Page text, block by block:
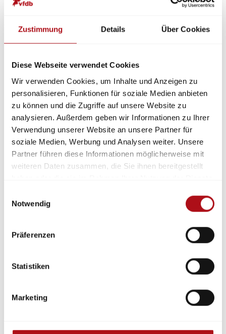
Zustimmung Details Über Cookies
Diese Webseite verwendet Cookies
Wir verwenden Cookies, um Inhalte und Anzeigen zu
personalisieren, Funktionen für soziale Medien anbieten
zu können und die Zugriffe auf unsere Website zu
analysieren. Außerdem geben wir Informationen zu Ihrer
Verwendung unserer Website an unsere Partner für
soziale Medien, Werbung und Analysen weiter. Unsere
Partner führen diese Informationen möglicherweise mit
weiteren Daten zusammen, die Sie ihnen bereitgestellt
Notwendig
Präferenzen
Statistiken
Marketing
Trainingsmethoden ergänzt.
Die vfdb Akademie wird Erkenntnisse aus
Arbeit der Referate des Technisch-
Wissenschaftlichen Beirats vermitteln. So wird
sichergestellt, dass aktuelle wissenschaftliche
Erkenntnisse direkt in die Praxis einfließen und
Fachkräfte von den neuesten Entwicklungen
profitieren.
Ein erstes Highlight ist die zweitägige
Veranstaltung am 17. und 18. September 2025, die
Straßen- und U-Bahnen“ des Referats 6 Fahrzeuge
und technische Hilfeleistung basiert. Neben einem
vertieft und mögliche Unfallszenarien praxisnah
trainiert. Weitere Informationen zur Akademie und
den inhaltlichen Angeboten werden wir zeitnah
kommunizieren. Frau Gauthier ist erreichbar unter
Die vfdb Akademie freut sich darauf, mit einem
Unternehmen zusammenzuarbeiten.